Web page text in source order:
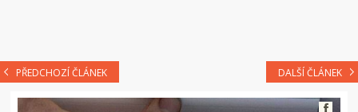
PŘEDCHOZÍ ČLÁNEK DALŠÍ ČLÁNEK